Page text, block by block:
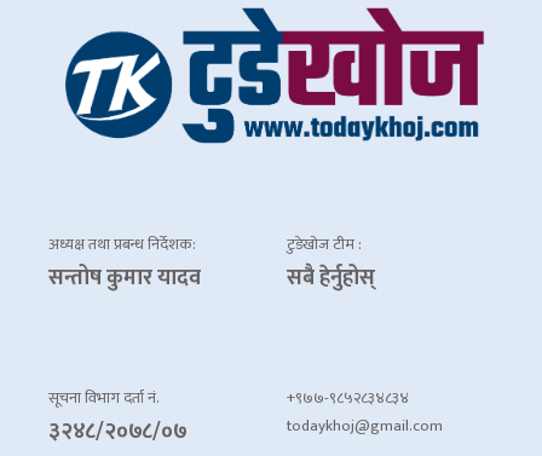
अध्यक्ष तथा प्रबन्ध निर्देशक:
सन्तोष कुमार यादव
टुडेखोज टीम :
सबै हेर्नुहोस्
सूचना विभाग दर्ता नं.
३२४८/२०७८/०७
+९७७-९८५२८३४८३४
todaykhoj@gmail.com